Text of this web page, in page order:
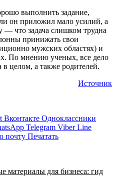
выполнить задание,
он приложил мало усилий, а
— что задача слишком трудна
принижать свои
мужских областях) и
По мнению ученых, все дело
целом, а также родителей.
Источник
Вконтакте Одноклассники
Telegram Viber Line
почту Печатать
материалы для бизнеса: гид